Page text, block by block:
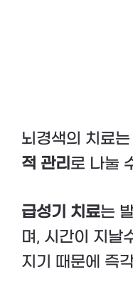
뇌경색의 치료는
적 관리 로 나눌
급성기 치료는
며, 시간이 지날
지기 때문에 즉